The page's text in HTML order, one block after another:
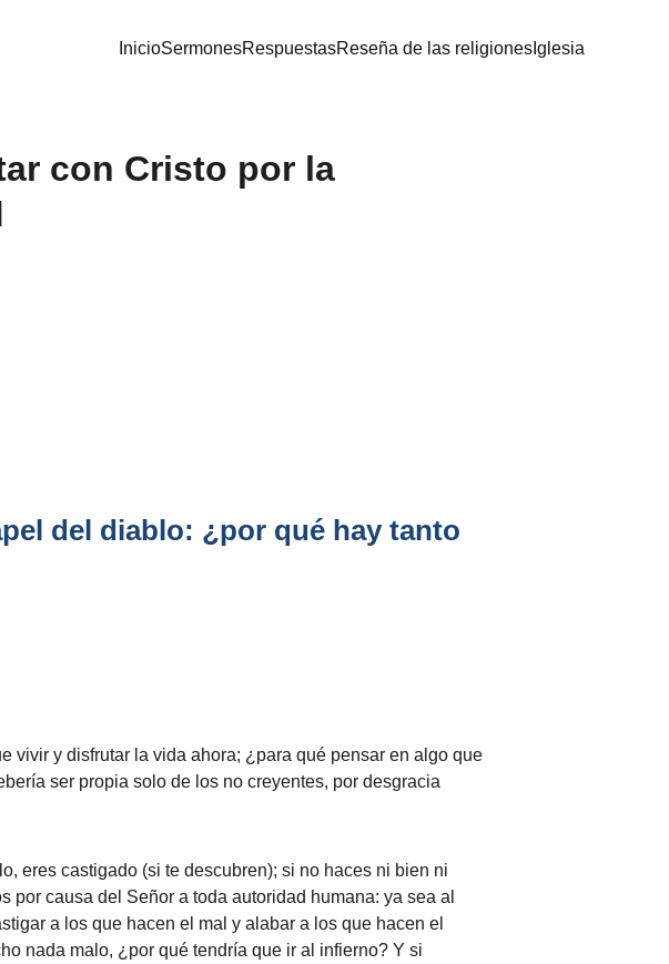
InicioSermonesRespuestasReseña de las religiones Iglesia
con Cristo por la
del diablo: ¿por qué hay tanto
vivir y disfrutar la vida ahora; ¿para qué pensar en algo que
ser propia solo de los no creyentes, por desgracia
eres castigado (si te descubren); si no haces ni bien ni
causa del Señor a toda autoridad humana: ya sea al
a los que hacen el mal y alabar a los que hacen el
nada malo, ¿por qué tendría que ir al infierno? Y si